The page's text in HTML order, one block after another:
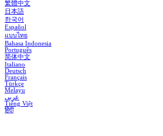
繁體中文
日本語
한국어
Español
แบบไทย
Bahasa Indonesia
Português
简体中文
Italiano
Deutsch
Français
Türkçe
Melayu
عربي
Tiếng Việt
हिंदी